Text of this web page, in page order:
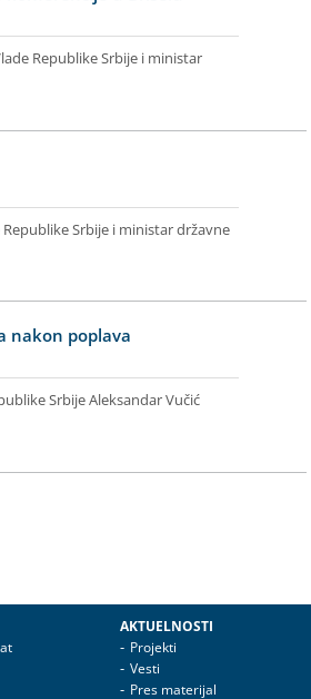
Republike Srbije i ministar
Srbije i ministar državne
nakon poplava
Srbije Aleksandar Vučić
AKTUELNOSTI
Projekti
Vesti
Pres materijal